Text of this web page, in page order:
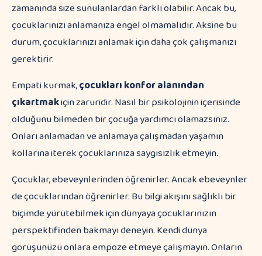
zamanında size sunulanlardan farklı olabilir. Ancak bu,
çocuklarınızı anlamanıza engel olmamalıdır. Aksine bu
durum, çocuklarınızı anlamak için daha çok çalışmanızı
gerektirir.
Empati kurmak,çocukları konfor alanından
çıkartmakiçin zaruridir. Nasıl bir psikolojinin içerisinde
olduğunu bilmeden bir çocuğa yardımcı olamazsınız.
Onları anlamadan ve anlamaya çalışmadan yaşamın
kollarına iterek çocuklarınıza saygısızlık etmeyin.
Çocuklar, ebeveynlerinden öğrenirler. Ancak ebeveynler
de çocuklarından öğrenirler. Bu bilgi akışını sağlıklı bir
biçimde yürütebilmek için dünyaya çocuklarınızın
perspektifinden bakmayı deneyin. Kendi dünya
görüşünüzü onlara empoze etmeye çalışmayın. Onların